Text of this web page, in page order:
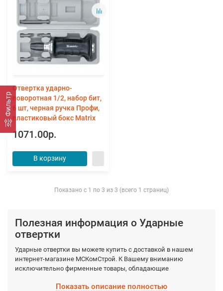
Фильтр
Отвертка ударно-
поворотная 1/2, набор бит,
6 шт, черная ручка Профи,
пластиковый бокс Matrix
1071.00р.
В корзину
Показано с 1 по 3 из 3 (всего 1 страниц)
Полезная информация о Ударные
отвертки
Ударные отвертки вы можете купить с доставкой в нашем
интернет-магазине МСКомСтрой. К Вашему вниманию
исключительно фирменные товары, обладающие
фабрично из качественных материалов. Выберите
Показать описание полностью